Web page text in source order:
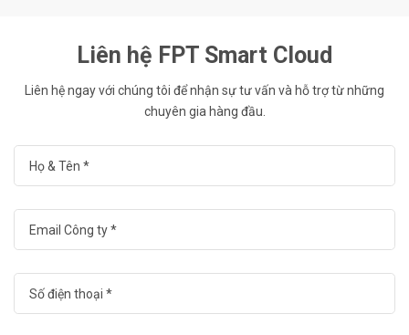
Liên hệ FPT Smart Cloud
Liên hệ ngay với chúng tôi để nhận sự tư vấn và hỗ trợ từ những
chuyên gia hàng đầu.